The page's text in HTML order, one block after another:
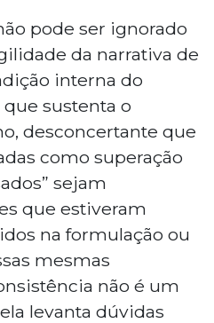
pode ser ignorado
da narrativa de
interna do
sustenta o
desconcertante que
como superação
sejam
que estiveram
na formulação ou
mesmas
não é um
levanta dúvidas